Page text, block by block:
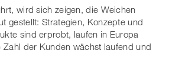
wird sich zeigen, die Weichen
gestellt: Strategien, Konzepte und
sind erprobt, laufen in Europa
der Kunden wächst laufend und